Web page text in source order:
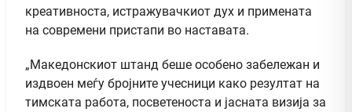
креативноста, истражувачкиот дух и примената
на современи пристапи во наставата.
„Македонскиот штанд беше особено забележан и
издвоен меѓу бројните учесници како резултат на
тимската работа, посветеноста и јасната визија за